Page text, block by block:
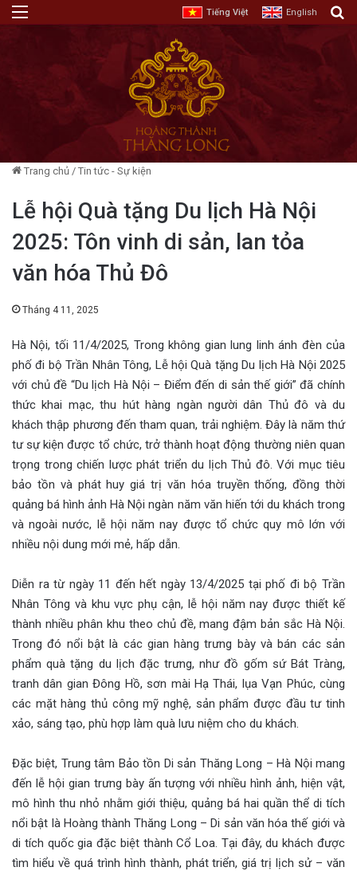
Tiếng Việt English
Trang chủ / Tin tức - Sự kiện
Lễ hội Quà tặng Du lịch Hà Nội
2025: Tôn vinh di sản, lan tỏa
văn hóa Thủ Đô
Tháng 4 11, 2025
Hà Nội, tối 11/4/2025, Trong không gian lung linh ánh đèn của
phố đi bộ Trần Nhân Tông, Lễ hội Quà tặng Du lịch Hà Nội 2025
với chủ đề “Du lịch Hà Nội – Điểm đến di sản thế giới” đã chính
thức khai mạc, thu hút hàng ngàn người dân Thủ đô và du
khách thập phương đến tham quan, trải nghiệm. Đây là năm thứ
tư sự kiện được tổ chức, trở thành hoạt động thường niên quan
trọng trong chiến lược phát triển du lịch Thủ đô. Với mục tiêu
bảo tồn và phát huy giá trị văn hóa truyền thống, đồng thời
quảng bá hình ảnh Hà Nội ngàn năm văn hiến tới du khách trong
và ngoài nước, lễ hội năm nay được tổ chức quy mô lớn với
nhiều nội dung mới mẻ, hấp dẫn.
Diễn ra từ ngày 11 đến hết ngày 13/4/2025 tại phố đi bộ Trần
Nhân Tông và khu vực phụ cận, lễ hội năm nay được thiết kế
thành nhiều phân khu theo chủ đề, mang đậm bản sắc Hà Nội.
Trong đó nổi bật là các gian hàng trưng bày và bán các sản
phẩm quà tặng du lịch đặc trưng, như đồ gốm sứ Bát Tràng,
tranh dân gian Đông Hồ, sơn mài Hạ Thái, lụa Vạn Phúc, cùng
các mặt hàng thủ công mỹ nghệ, sản phẩm được đầu tư tinh
xảo, sáng tạo, phù hợp làm quà lưu niệm cho du khách.
Đặc biệt, Trung tâm Bảo tồn Di sản Thăng Long – Hà Nội mang
đến lễ hội gian trưng bày ấn tượng với nhiều hình ảnh, hiện vật,
mô hình thu nhỏ nhằm giới thiệu, quảng bá hai quần thể di tích
nổi bật là Hoàng thành Thăng Long – Di sản văn hóa thế giới và
di tích quốc gia đặc biệt thành Cổ Loa. Tại đây, du khách được
tìm hiểu về quá trình hình thành, phát triển, giá trị lịch sử – văn